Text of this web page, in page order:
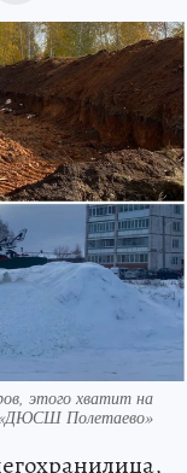
этого хватит на
Полетаево»